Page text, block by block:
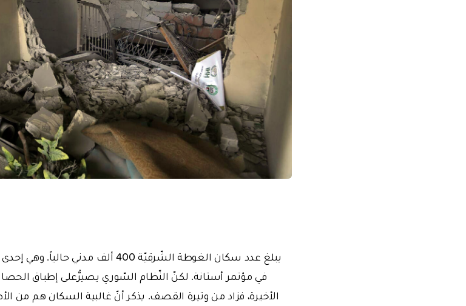
يبلغ عدد سكان الغوطة الشّرقيّة 400 ألف مدني حالياً.
وهي إحدى
في مؤتمر أستانة. لكنّ النّظام السّوري يصيرُّعلى إطباق
الأخيرة، فزاد من وتيرة القصف. يذكر أنّ غالبية السكان هم من